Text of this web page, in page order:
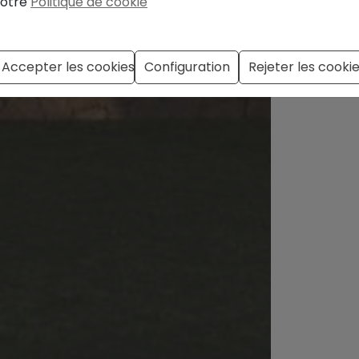
Accepter les cookies Configuration Rejeter les